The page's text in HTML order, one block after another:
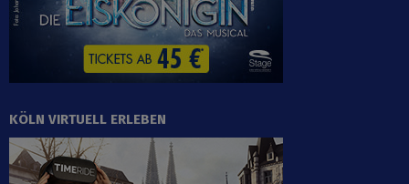
KÖLN VIRTUELL ERLEBEN